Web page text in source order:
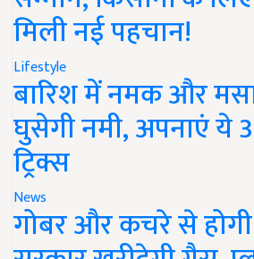
मिली नई पहचान!
Lifestyle
बारिश में नमक और
घुसेगी नमी, अपनाएं ये
ट्रिक्स
News
गोबर और कचरे से